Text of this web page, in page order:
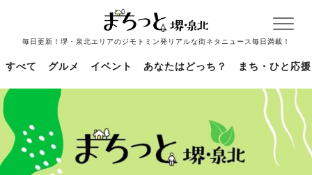
毎日更新！堺・泉北エリアのジモトミン発リアルな街ネタニュース毎日満載！
すべて グルメ イベント あなたはどっち？ まち・ひと応援